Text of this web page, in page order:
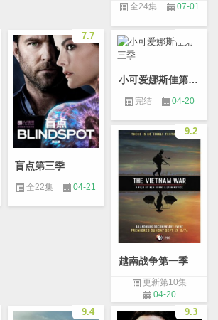
全24集 07-01
7.7
盲点第三季
全22集 04-21
小可爱娜斯佳第三季
完结 04-20
9.2
越南战争第一季
更新第10集
04-20
9.4 9.3